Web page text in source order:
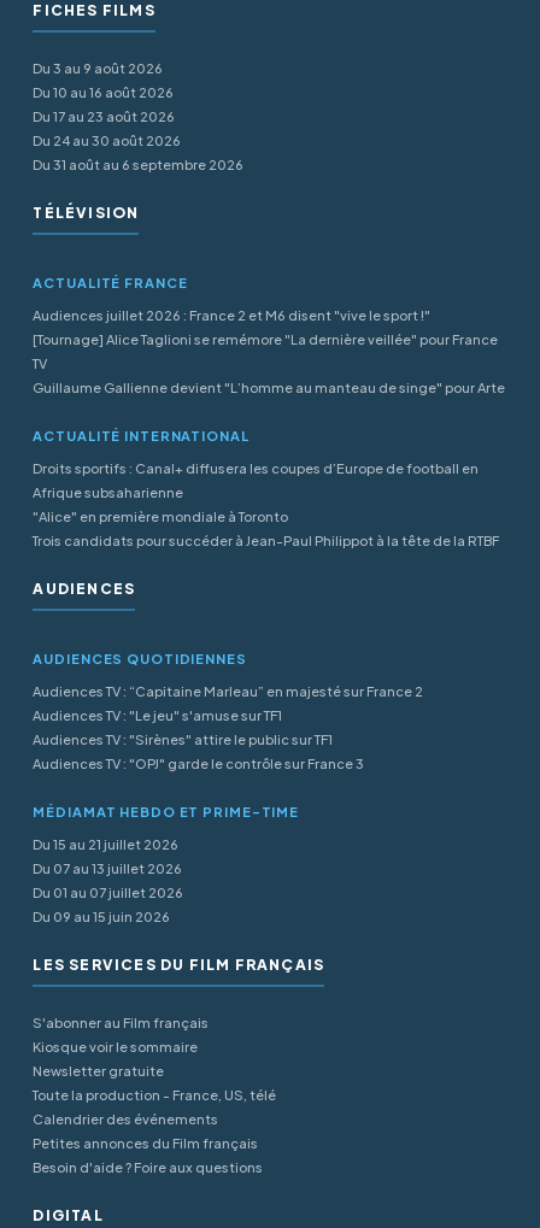
FICHES FILMS
Du 3 au 9 août 2026
Du 10 au 16 août 2026
Du 17 au 23 août 2026
Du 24 au 30 août 2026
Du 31 août au 6 septembre 2026
TÉLÉVISION
ACTUALITÉ FRANCE
Audiences juillet 2026 : France 2 et M6 disent "vive le sport !"
[Tournage] Alice Taglioni se remémore "La dernière veillée" pour France
TV
Guillaume Gallienne devient "L’homme au manteau de singe" pour Arte
ACTUALITÉ INTERNATIONAL
Droits sportifs : Canal+ diffusera les coupes d’Europe de football en
Afrique subsaharienne
"Alice" en première mondiale à Toronto
Trois candidats pour succéder à Jean-Paul Philippot à la tête de la RTBF
AUDIENCES
AUDIENCES QUOTIDIENNES
Audiences TV : “Capitaine Marleau” en majesté sur France 2
Audiences TV : "Le jeu" s'amuse sur TF1
Audiences TV : "Sirènes" attire le public sur TF1
Audiences TV : "OPJ" garde le contrôle sur France 3
MÉDIAMAT HEBDO ET PRIME-TIME
Du 15 au 21 juillet 2026
Du 07 au 13 juillet 2026
Du 01 au 07 juillet 2026
Du 09 au 15 juin 2026
LES SERVICES DU FILM FRANÇAIS
S'abonner au Film français
Kiosque voir le sommaire
Newsletter gratuite
Toute la production - France, US, télé
Calendrier des événements
Petites annonces du Film français
Besoin d'aide ? Foire aux questions
DIGITAL